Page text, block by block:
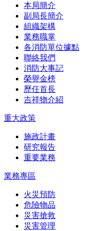
本局簡介
副局長簡介
組織架構
業務職掌
各消防單位據點
聯絡我們
消防大事記
榮譽金榜
歷任首長
吉祥物介紹
重大政策
施政計畫
研究報告
重要業務
業務專區
火災預防
危險物品
災害搶救
災害管理